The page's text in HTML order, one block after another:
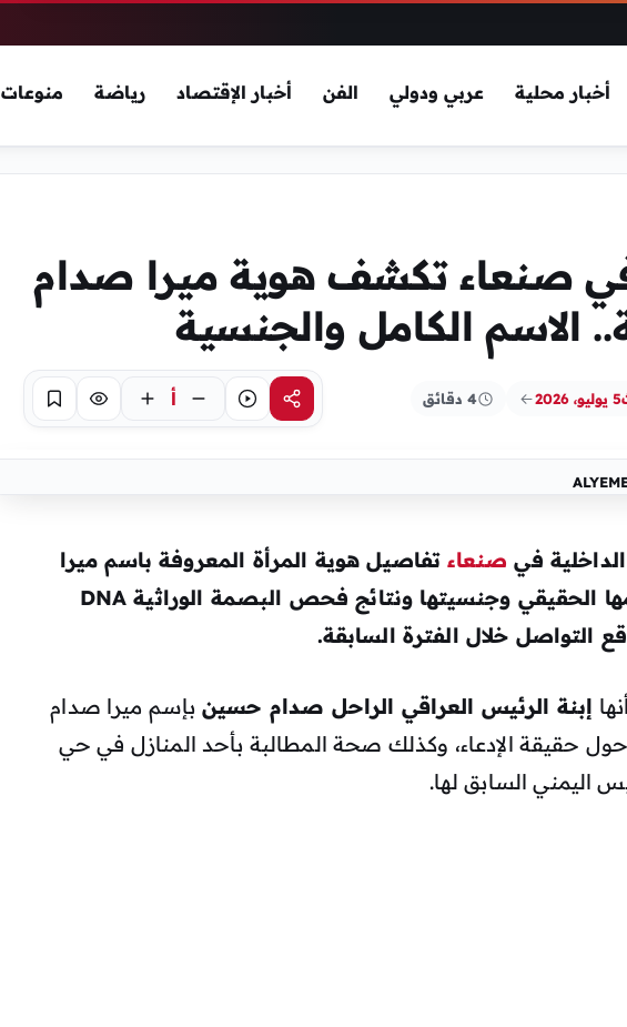
أخبار محلية عربي ودولي الفن أخبار الإقتصاد رياضة منوعات
في صنعاء تكشف هوية ميرا صدام
الاسم الكامل والجنسية
5 يوليو، 2026 4 دقائق مشاركةاستماع أ تركيز حفظ
في صنعاءتفاصيل هوية المرأة المعروفة باسم ميرا
، موضحة اسمها الحقيقي وجنسيتها ونتائج فحص البصمة الوراثية DNA
التواصل خلال الفترة السابقة.
إبنة الرئيس العراقي الراحل صدام حسين بإسم ميرا صدام
حقيقة الإدعاء، وكذلك صحة المطالبة بأحد المنازل في حي
اليمني السابق لها.